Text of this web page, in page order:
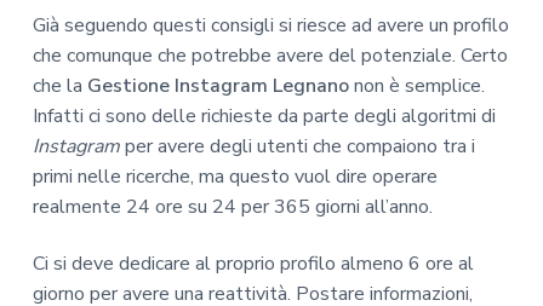
Già seguendo questi consigli si riesce ad avere un profilo
che comunque che potrebbe avere del potenziale. Certo
che la Gestione Instagram Legnanonon è semplice.
Infatti ci sono delle richieste da parte degli algoritmi di
Instagramper avere degli utenti che compaiono tra i
primi nelle ricerche, ma questo vuol dire operare
realmente 24 ore su 24 per 365 giorni all’anno.
Ci si deve dedicare al proprio profilo almeno 6 ore al
giorno per avere una reattività. Postare informazioni,